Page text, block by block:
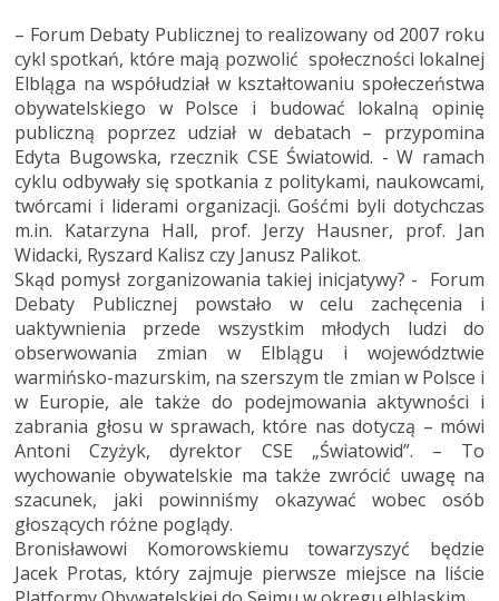
– Forum Debaty Publicznej to realizowany od 2007 roku
cykl spotkań, które mają pozwolić społeczności lokalnej
Elbląga na współudział w kształtowaniu społeczeństwa
obywatelskiego w Polsce i budować lokalną opinię
publiczną poprzez udział w debatach – przypomina
Edyta Bugowska, rzecznik CSE Światowid. - W ramach
cyklu odbywały się spotkania z politykami, naukowcami,
twórcami i liderami organizacji. Gośćmi byli dotychczas
m.in. Katarzyna Hall, prof. Jerzy Hausner, prof. Jan
Widacki, Ryszard Kalisz czy Janusz Palikot.
Skąd pomysł zorganizowania takiej inicjatywy? - Forum
Debaty Publicznej powstało w celu zachęcenia i
uaktywnienia przede wszystkim młodych ludzi do
obserwowania zmian w Elblągu i województwie
warmińsko-mazurskim, na szerszym tle zmian w Polsce i
w Europie, ale także do podejmowania aktywności i
zabrania głosu w sprawach, które nas dotyczą – mówi
Antoni Czyżyk, dyrektor CSE „Światowid”. – To
wychowanie obywatelskie ma także zwrócić uwagę na
szacunek, jaki powinniśmy okazywać wobec osób
głoszących różne poglądy.
Bronisławowi Komorowskiemu towarzyszyć będzie
Jacek Protas, który zajmuje pierwsze miejsce na liście